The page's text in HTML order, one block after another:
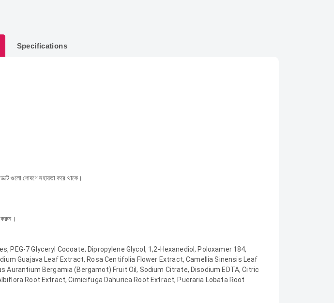
Specifications
গুলো শোষণে সহায়তা করে থাকে।
করুন।
PEG-7 Glyceryl Cocoate, Dipropylene Glycol, 1,2-Hexanediol, Poloxamer 184,
Guajava Leaf Extract, Rosa Centifolia Flower Extract, Camellia Sinensis Leaf
Bergamia (Bergamot) Fruit Oil, Sodium Citrate, Disodium EDTA, Citric
Root Extract, Cimicifuga Dahurica Root Extract, Pueraria Lobata Root